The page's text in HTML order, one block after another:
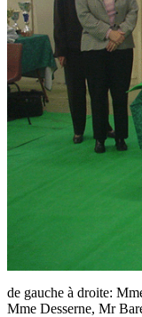
de gauche à droite:
Mme Desserne, Mr